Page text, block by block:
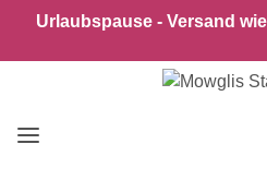
Urlaubspause - Versand